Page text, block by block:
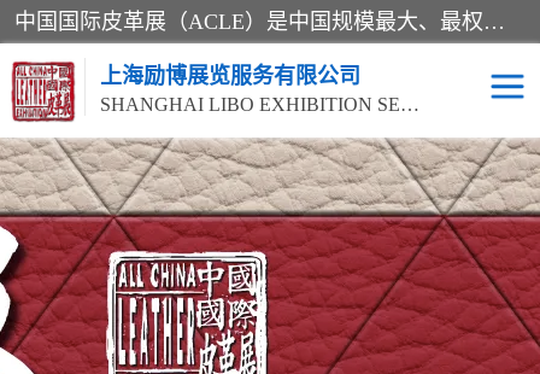
中国国际皮革展（ACLE）是中国规模最大、最权威的国际皮革盛会，自创办以来一直由中国皮革协会（CLIA）和亚太区皮革展有限公司（APLF）共同举办
上海励博展览服务有限公司
SHANGHAI LIBO EXHIBITION SERVICE CO.,LTD
2026中国国际皮革展
ACLE
2026上海皮革机械展
2026上海合成革展会 2026中国国际皮革展
2026中国国际皮革展 2026中国国际皮革展